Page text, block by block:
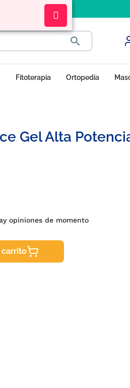

Fitoterapia Ortopedia
Gel Alta
opiniones de momento
carrito